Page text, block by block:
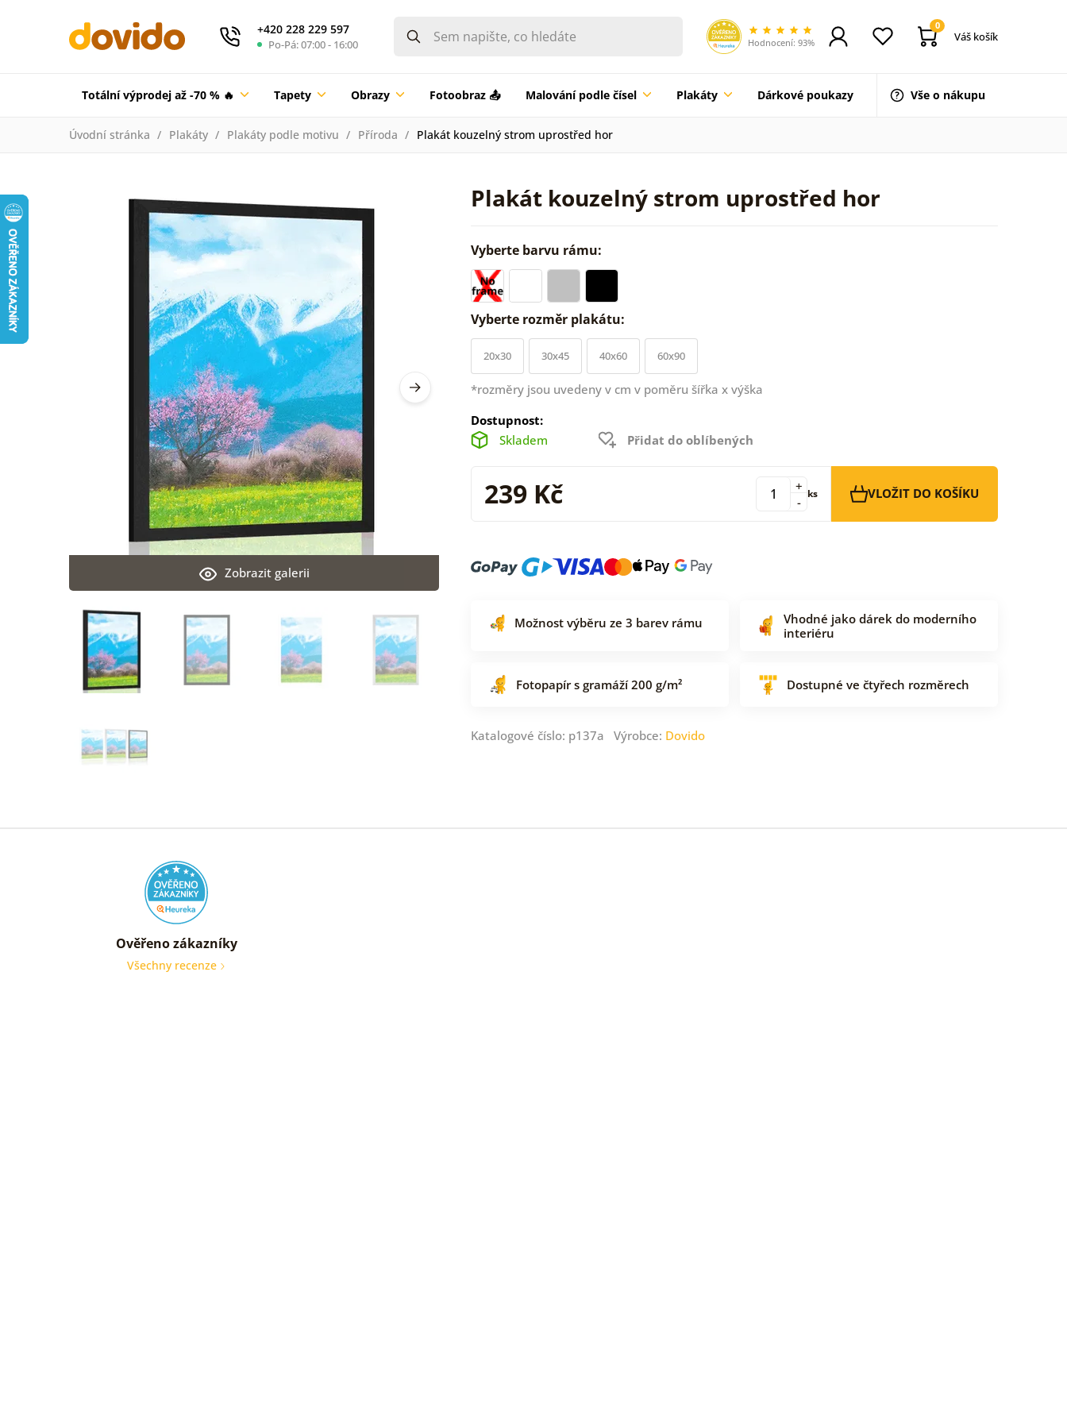
+420 228 229 597
Po-Pá: 07:00 - 16:00 Hodnocení: 93%
0
Váš košík
Totální výprodej až -70 % 🔥 Tapety Obrazy Fotoobraz 📤 Malování podle čísel Plakáty Dárkové poukazy Vše o nákupu
Úvodní stránka Plakáty Plakáty podle motivu Příroda Plakát kouzelný strom uprostřed hor
Plakát kouzelný strom uprostřed hor
Zobrazit galerii
Vyberte barvu rámu:
Vyberte rozměr plakátu:
20x30 30x45 40x60 60x90
*rozměry jsou uvedeny v cm v poměru šířka x výška
Dostupnost:
Skladem
Přidat do oblíbených
239 Kč -
+ ks VLOŽIT DO KOŠÍKU
Možnost výběru ze 3 barev rámu
Vhodné jako dárek do moderního
interiéru
Fotopapír s gramáží 200 g/m² Dostupné ve čtyřech rozměrech
Katalogové číslo: p137a Výrobce: Dovido
Ověřeno zákazníky
Všechny recenze